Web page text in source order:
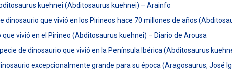
kuehnei (Abditosaurus kuehnei) – Arainfo
dinosaurio que vivió en los Pirineos hace 70 millones de años
vivió en el Pirineo (Abditosaurus kuehnei) – Diario de Arousa
de dinosaurio que vivió en la Península Ibérica (Abditosaurus
excepcionalmente grande para su época (Aragosaurus, José